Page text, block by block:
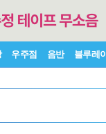
우주점 음반 블루레이